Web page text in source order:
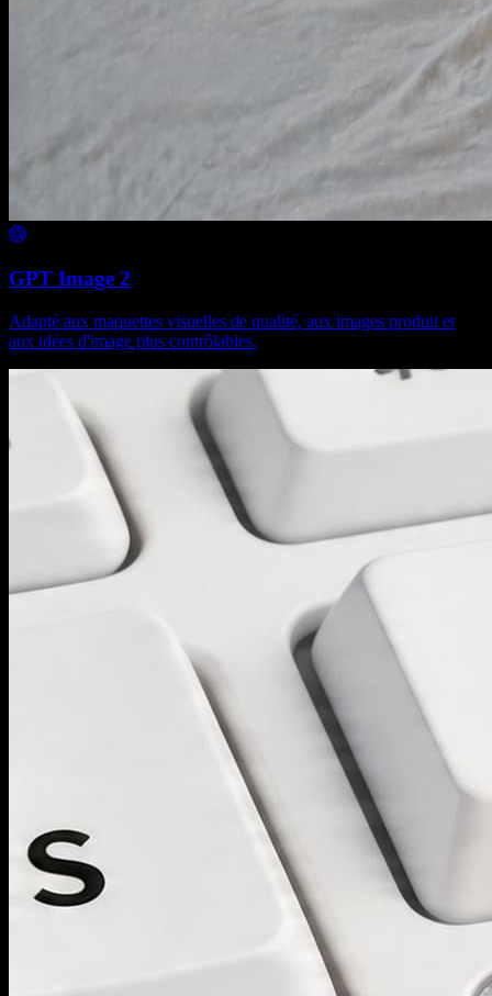
GPT Image 2
Adapté aux maquettes visuelles de qualité, aux images produit et
aux idées d'image plus contrôlables.